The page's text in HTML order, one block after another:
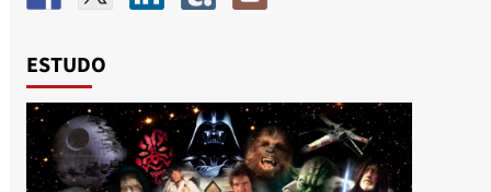
ESTUDO